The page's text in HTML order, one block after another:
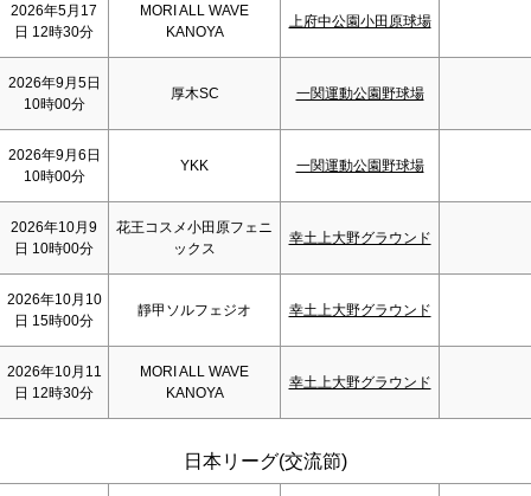
2026年5月17
日 12時30分
MORI ALL WAVE
KANOYA
上府中公園小田原球場
2026年9月5日
10時00分
厚木SC 一関運動公園野球場
2026年9月6日
10時00分
YKK 一関運動公園野球場
2026年10月9
日 10時00分
花王コスメ小田原フェニ
ックス
幸土上大野グラウンド
2026年10月10
日 15時00分
靜甲ソルフェジオ 幸土上大野グラウンド
2026年10月11
日 12時30分
MORI ALL WAVE
KANOYA
幸土上大野グラウンド
日本リーグ(交流節)